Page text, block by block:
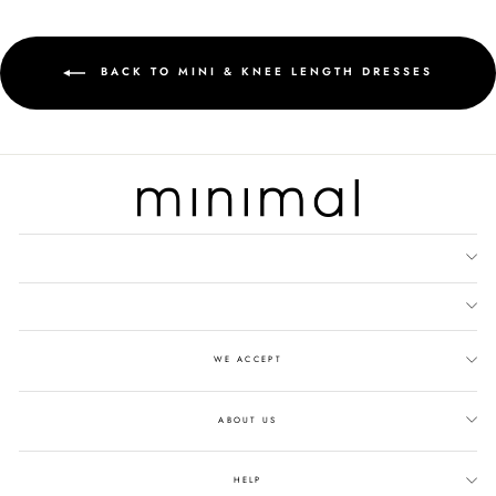
BACK TO MINI & KNEE LENGTH DRESSES
WE ACCEPT
ABOUT US
HELP